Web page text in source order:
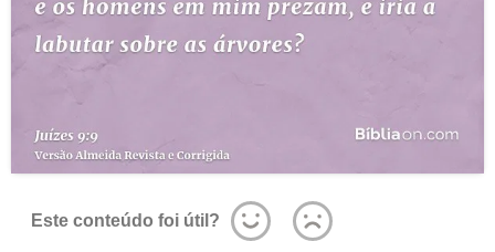
Este conteúdo foi útil?